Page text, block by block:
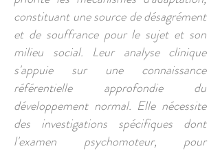
constituant une source de désagrément
et de souffrance pour le sujet et son
milieu social. Leur analyse clinique
s'appuie sur une connaissance
référentielle approfondie du
développement normal. Elle nécessite
des investigations spécifiques dont
l'examen psychomoteur, pour